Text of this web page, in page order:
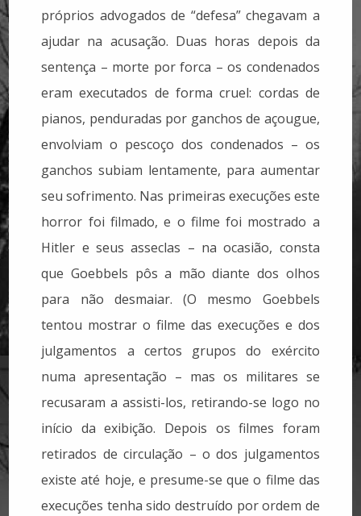
próprios advogados de “defesa” chegavam a
ajudar na acusação. Duas horas depois da
sentença – morte por forca – os condenados
eram executados de forma cruel: cordas de
pianos, penduradas por ganchos de açougue,
envolviam o pescoço dos condenados – os
ganchos subiam lentamente, para aumentar
seu sofrimento. Nas primeiras execuções este
horror foi filmado, e o filme foi mostrado a
Hitler e seus asseclas – na ocasião, consta
que Goebbels pôs a mão diante dos olhos
para não desmaiar. (O mesmo Goebbels
tentou mostrar o filme das execuções e dos
julgamentos a certos grupos do exército
numa apresentação – mas os militares se
recusaram a assisti-los, retirando-se logo no
início da exibição. Depois os filmes foram
retirados de circulação – o dos julgamentos
existe até hoje, e presume-se que o filme das
execuções tenha sido destruído por ordem de